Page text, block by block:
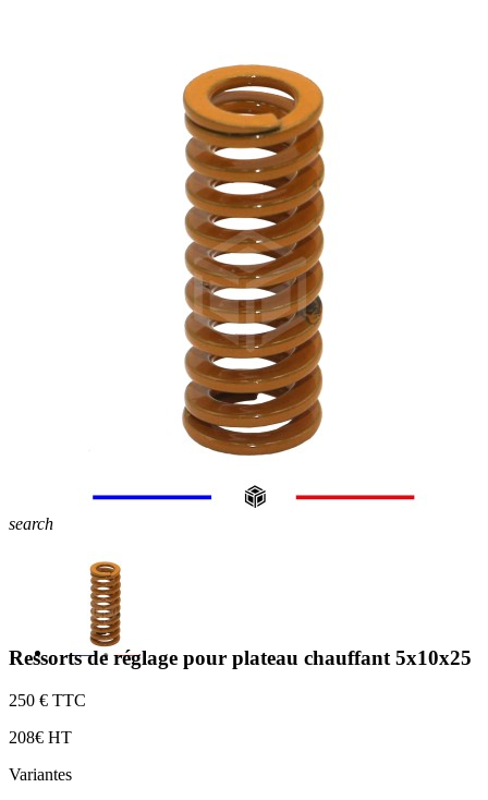
search
Ressorts de réglage pour plateau chauffant 5x10x25
250 € TTC
208€ HT
Variantes